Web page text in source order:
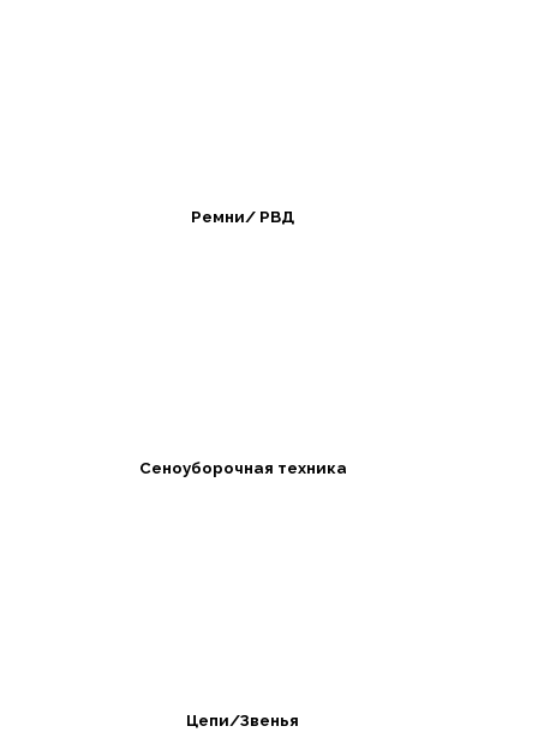
Ремни/ РВД
Сеноуборочная техника
Цепи/Звенья